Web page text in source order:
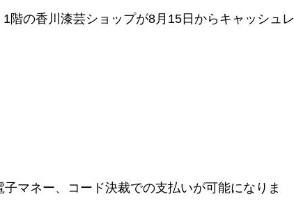
の香川漆芸ショップが8月15日からキャッシュレ
マネー、コード決裁での支払いが可能になりま